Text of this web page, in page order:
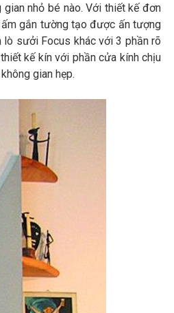
nhỏ bé nào. Với thiết kế đơn
gắn tường tạo được ấn tượng
lò sưởi Focus khác với 3 phần rõ
kế kín với phần cửa kính chịu
gian hẹp.